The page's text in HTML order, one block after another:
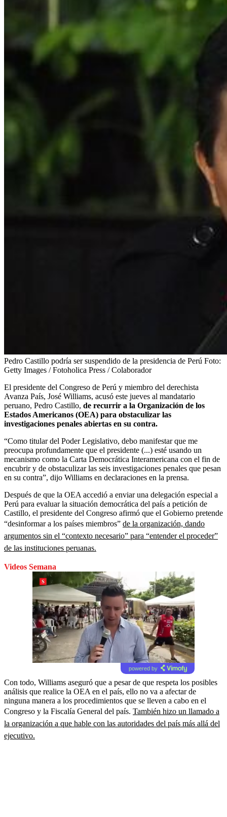
Pedro Castillo podría ser suspendido de la presidencia de Perú Foto:
Getty Images / Fotoholica Press / Colaborador
El presidente del Congreso de Perú y miembro del derechista
Avanza País, José Williams, acusó este jueves al mandatario
peruano, Pedro Castillo, de recurrir a la Organización de los
Estados Americanos (OEA) para obstaculizar las
investigaciones penales abiertas en su contra.
“Como titular del Poder Legislativo, debo manifestar que me
preocupa profundamente que el presidente (...) esté usando un
mecanismo como la Carta Democrática Interamericana con el fin de
encubrir y de obstaculizar las seis investigaciones penales que pesan
en su contra”, dijo Williams en declaraciones en la prensa.
Después de que la OEA accedió a enviar una delegación especial a
Perú para evaluar la situación democrática del país a petición de
Castillo, el presidente del Congreso afirmó que el Gobierno pretende
“desinformar a los países miembros” de la organización, dando
argumentos sin el “contexto necesario” para “entender el proceder”
de las instituciones peruanas.
Videos Semana
powered by
Con todo, Williams aseguró que a pesar de que respeta los posibles
análisis que realice la OEA en el país, ello no va a afectar de
ninguna manera a los procedimientos que se lleven a cabo en el
Congreso y la Fiscalía General del país. También hizo un llamado a
la organización a que hable con las autoridades del país más allá del
ejecutivo.